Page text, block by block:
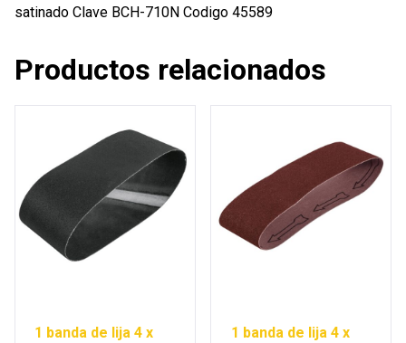
satinado Clave BCH-710N Codigo 45589
Productos relacionados
1 banda de lija 4 x
1 banda de lija 4 x